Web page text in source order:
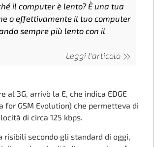
il computer è lento? È una tua
o effettivamente il tuo computer
sempre più lento con il
Leggi l'articolo
al 3G, arrivò la E, che indica EDGE
for GSM Evolution) che permetteva di
di circa 125 kbps.
risibili secondo gli standard di oggi,